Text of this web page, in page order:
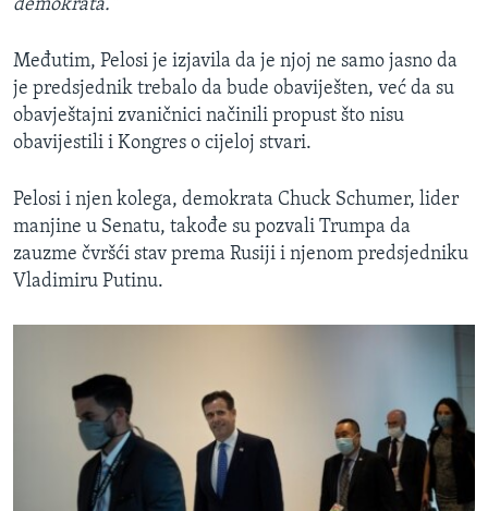
demokrata."
Međutim, Pelosi je izjavila da je njoj ne samo jasno da
je predsjednik trebalo da bude obaviješten, već da su
obavještajni zvaničnici načinili propust što nisu
obavijestili i Kongres o cijeloj stvari.
Pelosi i njen kolega, demokrata Chuck Schumer, lider
manjine u Senatu, takođe su pozvali Trumpa da
zauzme čvršći stav prema Rusiji i njenom predsjedniku
Vladimiru Putinu.